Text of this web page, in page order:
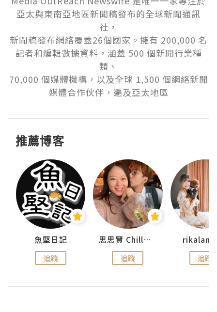
亞太與東南亞地區新聞稿發布的全球新聞通訊
社，
新聞稿發布網絡覆蓋26個國家。擁有 200,000 名
記者和編輯數據資料，涵蓋 500 個新聞行業種
類、
70,000 個媒體機構，以及全球 1,500 個網絡新聞
媒體合作伙伴，遍及亞太地區
推薦博客
魚堅日記
追蹤
思思賢 ChillMyBabe
追蹤 追蹤